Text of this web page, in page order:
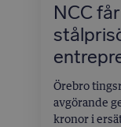
NCC
Örebro
avgörande
kronor i